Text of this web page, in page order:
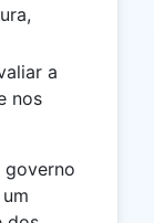
a
nos